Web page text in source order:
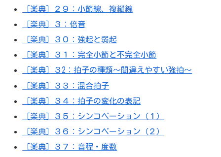
［楽典］２９：小節線、複縦線
［楽典］３：倍音
［楽典］３０：強起と弱起
［楽典］３１：完全小節と不完全小節
［楽典］３2：拍子の種類～間違えやすい強拍～
［楽典］３３：混合拍子
［楽典］３４：拍子の変化の表記
［楽典］３５：シンコペーション（１）
［楽典］３６：シンコペーション（２）
［楽典］３７：音程・度数